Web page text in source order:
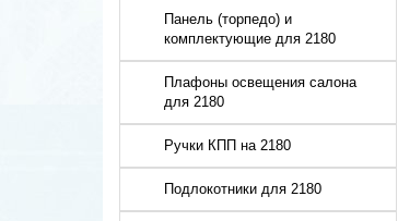
Панель (торпедо) и
комплектующие для 2180
Плафоны освещения салона
для 2180
Ручки КПП на 2180
Подлокотники для 2180